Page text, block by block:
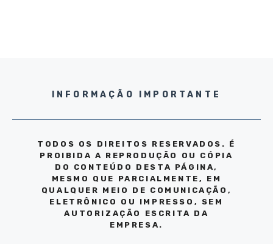
INFORMAÇÃO IMPORTANTE
TODOS OS DIREITOS RESERVADOS. É
PROIBIDA A REPRODUÇÃO OU CÓPIA
DO CONTEÚDO DESTA PÁGINA,
MESMO QUE PARCIALMENTE, EM
QUALQUER MEIO DE COMUNICAÇÃO,
ELETRÔNICO OU IMPRESSO, SEM
AUTORIZAÇÃO ESCRITA DA
EMPRESA.